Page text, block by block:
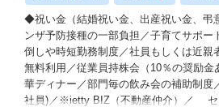
◆祝い金（結婚祝い金、出産祝い金、弔
ンザ予防接種の一部負担／子育てサポ
倒しや時短勤務制度／社員もしくは近親
無料利用／従業員持株会（10％の奨励
華ディナー／部門毎の飲み会の補助制
社員)／※ietty BIZ（不動産仲介）／ セ